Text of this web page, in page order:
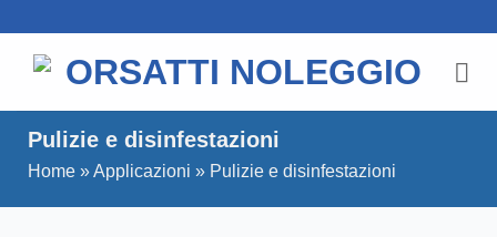
contenuti
Pulizie e disinfestazioni
Home »Applicazioni » Pulizie e disinfestazioni